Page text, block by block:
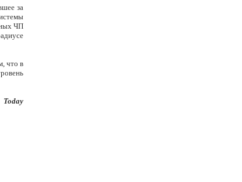
за
ЧП
что в
Today